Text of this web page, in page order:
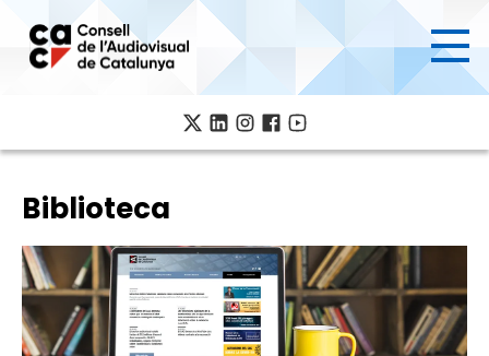
contingut
Biblioteca
Imatge